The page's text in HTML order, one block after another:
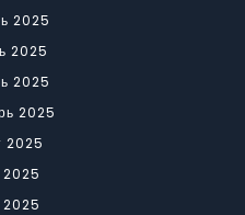
2025
2025
2025
2025
2025